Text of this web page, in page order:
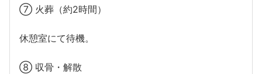
⑦ 火葬（約2時間）
休憩室にて待機。
⑧ 収骨・解散